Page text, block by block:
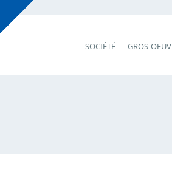
SOCIÉTÉ GROS-